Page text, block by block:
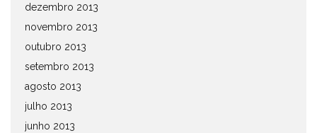
dezembro 2013
novembro 2013
outubro 2013
setembro 2013
agosto 2013
julho 2013
junho 2013